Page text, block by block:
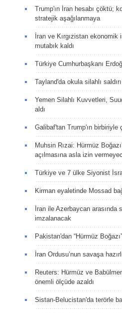
Trump'ın İran hesabı çöktü;
stratejik aşağılanmaya
İran ve Kırgızistan
mutabık kaldı
Türkiye Cumhurbaşkanı
Tayland'da okula silahlı saldırı
Yemen Silahlı Kuvvetleri,
aldı
Galibaf'tan Trump'ın birbiriyle
Muhsin Rızai: Hürmüz
açılmasına asla izin
Türkiye ve 7 ülke Siyonist
Kirman eyaletinde Mossad
İran ile Azerbaycan arasında
imzalanacak
Pakistan'dan “Hürmüz
İran Ordusu’nun savaşa
Reuters: Hürmüz ve
önemli ölçüde azaldı
Sistan-Belucistan'da terörle